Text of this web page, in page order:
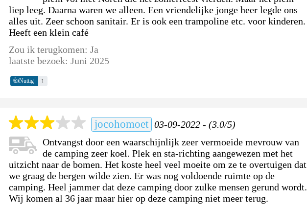
liep leeg. Daarna waren we alleen. Een vriendelijke jonge heer legde ons
alles uit. Zeer schoon sanitair. Er is ook een trampoline etc. voor kinderen.
Heeft een klein café
Zou ik terugkomen: Ja
laatste bezoek: Juni 2025
👍Nuttig 1
jocohomoet 03-09-2022 - (3.0/5)
Ontvangst door een waarschijnlijk zeer vermoeide mevrouw van
de camping zeer koel. Plek en sta-richting aangewezen met het
uitzicht naar de bomen. Het koste heel veel moeite om ze te overtuigen dat
we graag de bergen wilde zien. Er was nog voldoende ruimte op de
camping. Heel jammer dat deze camping door zulke mensen gerund wordt.
Wij komen al 36 jaar maar hier op deze camping niet meer terug.